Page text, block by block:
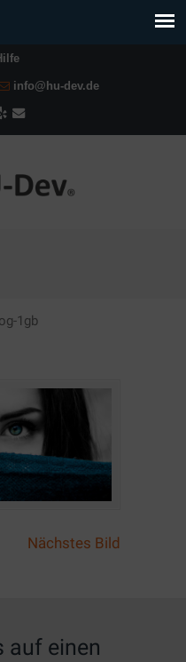
info@hu-dev.de
1gb
Nächstes Bild
auf einen